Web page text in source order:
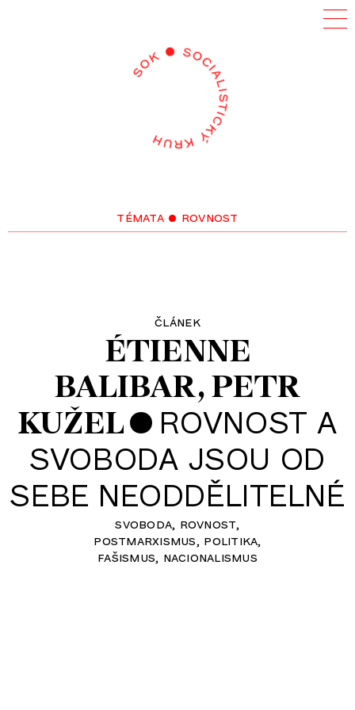
témata• rovnost
článek
ÉTIENNE
BALIBAR PETR
KUŽEL• ROVNOST A
SVOBODA JSOU OD
SEBE NEODDĚLITELNÉ
svoboda rovnost
postmarxismus politika
fašismus nacionalismus